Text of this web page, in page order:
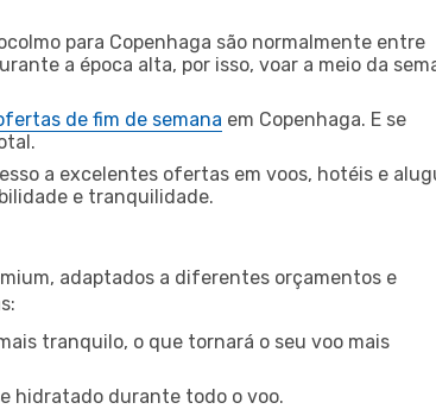
para Copenhaga são normalmente entre
a época alta, por isso, voar a meio da
de fim de semana em Copenhaga. E se
a excelentes ofertas em voos, hotéis e
e tranquilidade.
adaptados a diferentes orçamentos e
tranquilo, o que tornará o seu voo mais
hidratado durante todo o voo.